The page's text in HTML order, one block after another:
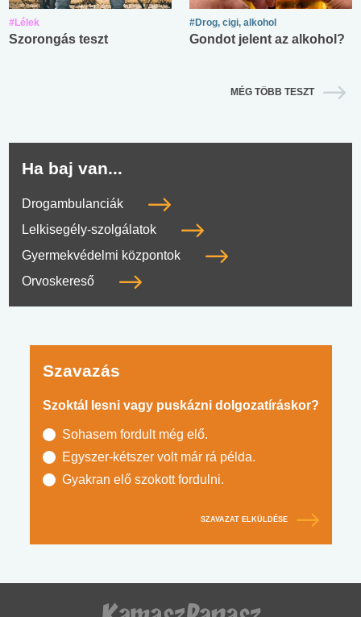
#Lélek
Szorongás teszt
#Drog, cigi, alkohol
Gondot jelent az alkohol?
MÉG TÖBB TESZT
Ha baj van...
Drogambulanciák
Lelkisegély-szolgálatok
Gyermekvédelmi központok
Orvoskereső
Szavazás
Szoktál lesni vagy puskázni dolgozatíráskor?
Sohasem fordult még elő.
Egyszer-kétszer volt már rá példa.
Gyakran elő szokott fordulni.
SZAVAZAT ELKÜLDÉSE